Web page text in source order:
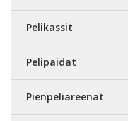
Pelikassit
Pelipaidat
Pienpeliareenat